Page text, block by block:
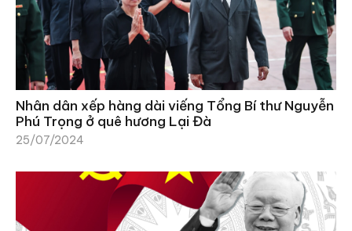
Nhân dân xếp hàng dài viếng Tổng Bí thư Nguyễn
Phú Trọng ở quê hương Lại Đà
25/07/2024